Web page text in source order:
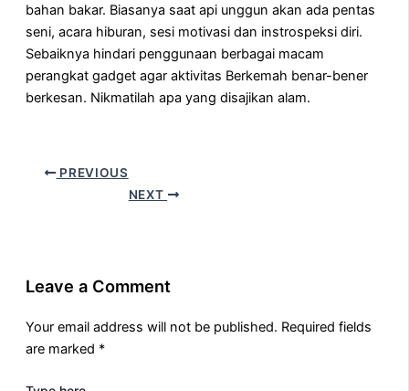
bahan bakar. Biasanya saat api unggun akan ada pentas
seni, acara hiburan, sesi motivasi dan instrospeksi diri.
Sebaiknya hindari penggunaan berbagai macam
perangkat gadget agar aktivitas Berkemah benar-bener
berkesan. Nikmatilah apa yang disajikan alam.
PREVIOUS
NEXT
Leave a Comment
Your email address will not be published. Required fields
are marked *